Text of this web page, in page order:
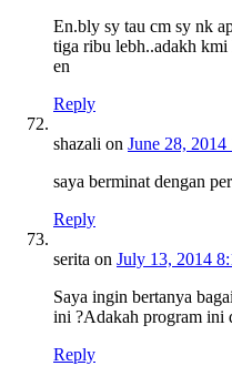
En.bly sy tau cm sy nk
tiga ribu lebh..adakh
en
Reply
shazali on June 28, 2014
saya berminat dengan
Reply
serita on July 13, 2014
Saya ingin bertanya
ini ?Adakah program ini
Reply